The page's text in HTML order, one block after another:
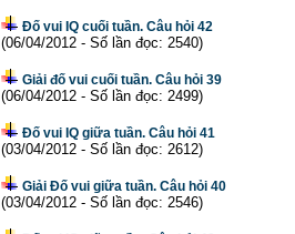
Đố vui IQ cuối tuần. Câu hỏi 42
(06/04/2012 - Số lần đọc: 2540)
Giải đố vui cuối tuần. Câu hỏi 39
(06/04/2012 - Số lần đọc: 2499)
Đố vui IQ giữa tuần. Câu hỏi 41
(03/04/2012 - Số lần đọc: 2612)
Giải Đố vui giữa tuần. Câu hỏi 40
(03/04/2012 - Số lần đọc: 2546)